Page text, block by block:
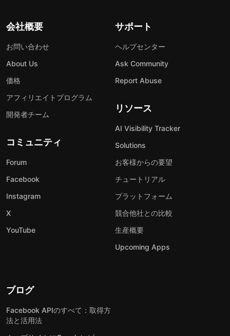
会社概要
お問い合わせ
About Us
価格
アフィリエイトプログラム
開発者チーム
コミュニティ
Forum
Facebook
Instagram
X
YouTube
サポート
ヘルプセンター
Ask Community
Report Abuse
リソース
AI Visibility Tracker
Solutions
お客様からの要望
チュートリアル
プラットフォーム
競合他社との比較
生産概要
Upcoming Apps
ブログ
Facebook APIのすべて：取得方
法と活用法